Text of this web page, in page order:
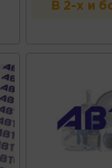
В 2-х и